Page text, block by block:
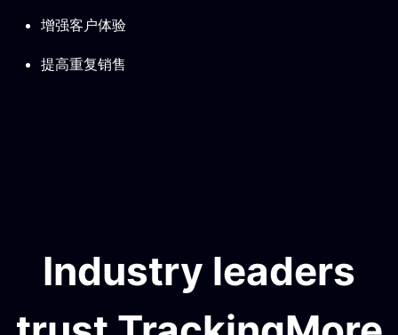
增强客户体验
提高重复销售
Industry leaders